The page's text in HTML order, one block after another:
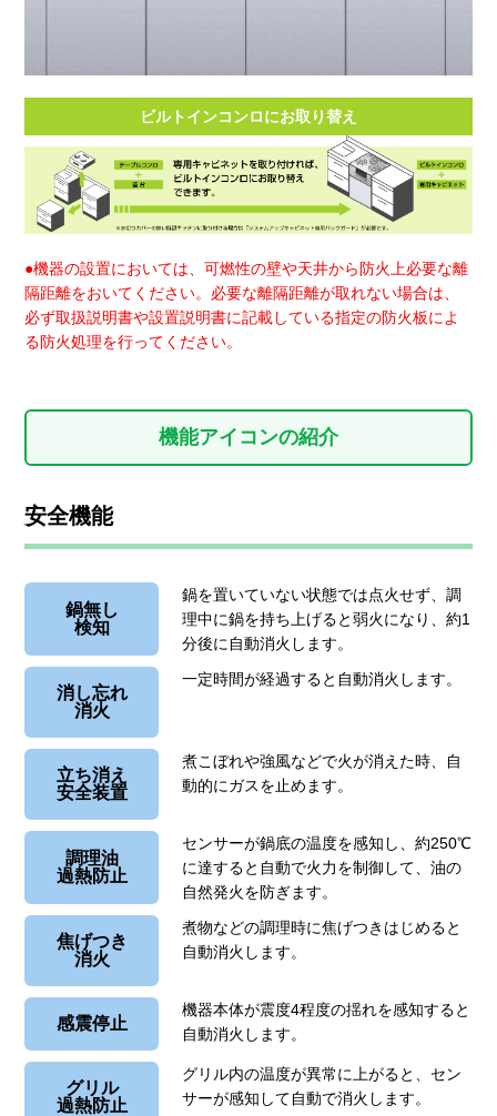
ビルトインコンロにお取り替え
●機器の設置においては、可燃性の壁や天井から防火上必要な離
隔距離をおいてください。必要な離隔距離が取れない場合は、
必ず取扱説明書や設置説明書に記載している指定の防火板によ
る防火処理を行ってください。
機能アイコンの紹介
安全機能
鍋無し
検知
鍋を置いていない状態では点火せず、調
理中に鍋を持ち上げると弱火になり、約1
分後に自動消火します。
消し忘れ
消火
一定時間が経過すると自動消火します。
立ち消え
安全装置
煮こぼれや強風などで火が消えた時、自
動的にガスを止めます。
調理油
過熱防止
センサーが鍋底の温度を感知し、約250℃
に達すると自動で火力を制御して、油の
自然発火を防ぎます。
焦げつき
消火
煮物などの調理時に焦げつきはじめると
自動消火します。
感震停止
機器本体が震度4程度の揺れを感知すると
自動消火します。
グリル
過熱防止
グリル内の温度が異常に上がると、セン
サーが感知して自動で消火します。